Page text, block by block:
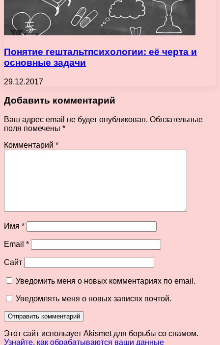
Понятие гештальтпсихологии: её черта и
основные задачи
29.12.2017
Добавить комментарий
Ваш адрес email не будет опубликован. Обязательные
поля помечены *
Комментарий *
Имя *
Email *
Сайт
Уведомить меня о новых комментариях по email.
Уведомлять меня о новых записях почтой.
Этот сайт использует Akismet для борьбы со спамом.
Узнайте, как обрабатываются ваши данные